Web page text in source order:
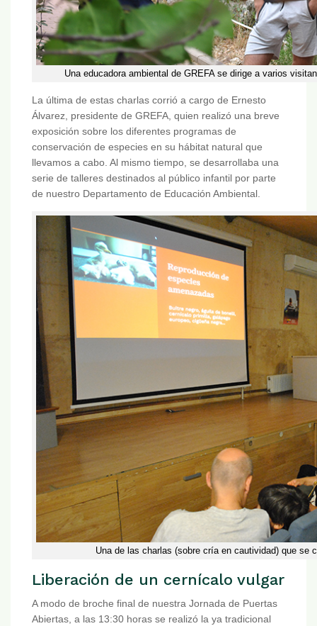
Una educadora ambiental de GREFA se dirige a varios
La última de estas charlas corrió a cargo de Ernesto
Álvarez, presidente de GREFA, quien realizó una breve
exposición sobre los diferentes programas de
conservación de especies en su hábitat natural que
llevamos a cabo. Al mismo tiempo, se desarrollaba una
serie de talleres destinados al público infantil por parte
de nuestro Departamento de Educación Ambiental.
Una de las charlas (sobre cría en cautividad) que se
Liberación de un cernícalo vulgar
A modo de broche final de nuestra Jornada de Puertas
Abiertas, a las 13:30 horas se realizó la ya tradicional